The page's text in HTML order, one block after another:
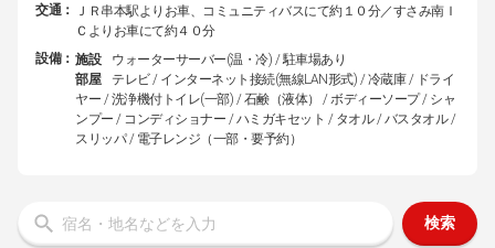
交通：
ＪＲ串本駅よりお車、コミュニティバスにて約１０分／すさみ南Ｉ
Ｃよりお車にて約４０分
設備： 施設
ウォーターサーバー(温・冷) / 駐車場あり
部屋
テレビ / インターネット接続(無線LAN形式) / 冷蔵庫 / ドライ
ヤー / 洗浄機付トイレ(一部) / 石鹸（液体） / ボディーソープ / シャ
ンプー / コンディショナー / ハミガキセット / タオル / バスタオル /
スリッパ / 電子レンジ（一部・要予約）
検索